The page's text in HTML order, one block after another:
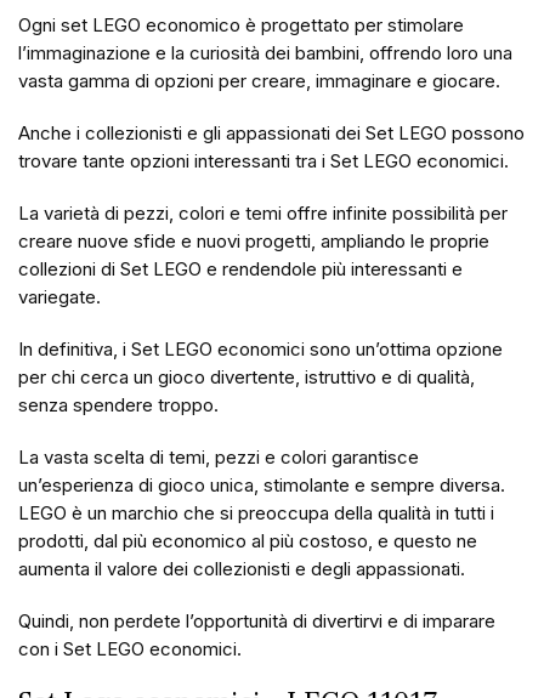
Ogni set LEGO economico è progettato per stimolare
l’immaginazione e la curiosità dei bambini, offrendo loro una
vasta gamma di opzioni per creare, immaginare e giocare.
Anche i collezionisti e gli appassionati dei Set LEGO possono
trovare tante opzioni interessanti tra i Set LEGO economici.
La varietà di pezzi, colori e temi offre infinite possibilità per
creare nuove sfide e nuovi progetti, ampliando le proprie
collezioni di Set LEGO e rendendole più interessanti e
variegate.
In definitiva, i Set LEGO economici sono un’ottima opzione
per chi cerca un gioco divertente, istruttivo e di qualità,
senza spendere troppo.
La vasta scelta di temi, pezzi e colori garantisce
un’esperienza di gioco unica, stimolante e sempre diversa.
LEGO è un marchio che si preoccupa della qualità in tutti i
prodotti, dal più economico al più costoso, e questo ne
aumenta il valore dei collezionisti e degli appassionati.
Quindi, non perdete l’opportunità di divertirvi e di imparare
con i Set LEGO economici.